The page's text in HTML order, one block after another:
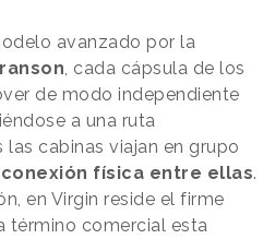
avanzado por la
, cada cápsula de los
de modo independiente
a una ruta
cabinas viajan en grupo
física entre ellas.
en Virgin reside el firme
término comercial esta